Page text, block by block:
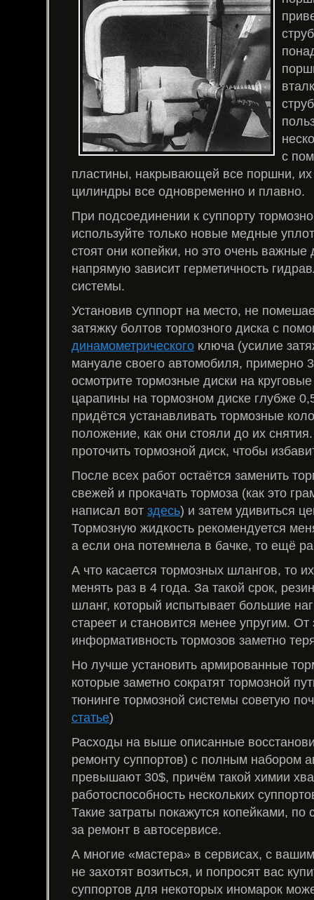
с
пластины, накрывающей все поршни, их
цилиндры все одновременно и плавно.
При подсоединении к суппорту
используйте только новые медные
стоят они копейки, но это очень важные
напрямую зависит герметичность
системы.
Установив суппорт на место, не
затяжку болтов тормозного диска с
динамометрического ключа (усилие
мануале своего автомобиля,
осмотрите тормозные диски на
царапины на тормозном диске глубже
придётся устанавливать тормозные
положение, как они стояли до их
проточить тормозной диск, чтобы
После всех работ остаётся заменить
свежей и прокачать тормоза (как это
написал вот здесь) и затем удивиться
Тормозную жидкость рекомендуется
а если она потемнела в бачке, то ещё
А что касается тормозных шлангов, то
менять раз в 4 года. За такой срок,
шланг, который испытывает большие
стареет и становится менее упругим. От
информативность тормозов заметно
Но лучше установить армированные
которые заметно сократят тормозной
тюнинге тормозной системы советую
статье)
Расходы на выше описанные
ремонту суппортов) с полным набором
превышают 30$, причём такой химии
работоспособность нескольких
Такие затраты покажутся копейками, по
за ремонт в автосервисе.
А многие «мастера» в сервисах, с
не захотят возиться, и попросят вас
суппортов для некоторых иномарок